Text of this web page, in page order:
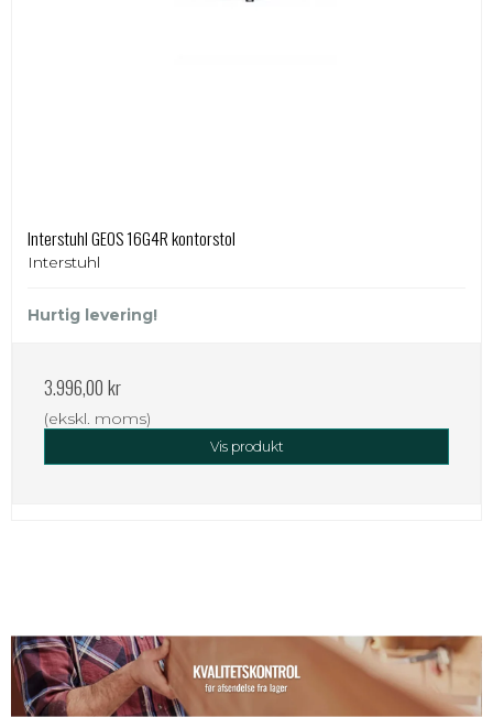
Interstuhl GEOS 16G4R kontorstol
Interstuhl
Hurtig levering!
3.996,00 kr
(ekskl. moms)
Vis produkt